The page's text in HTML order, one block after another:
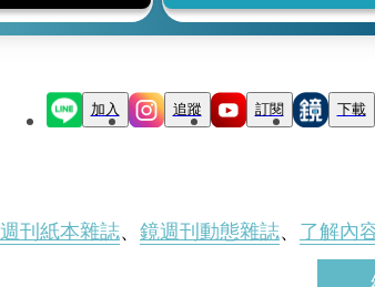
加入 追蹤 訂閱 下載
刊紙本雜誌、 鏡週刊動態雜誌、 了解內